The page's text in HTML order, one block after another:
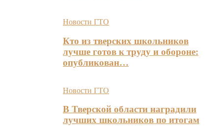
Новости ГТО
Кто из тверских школьников
лучше готов к труду и обороне:
опубликован…
Новости ГТО
В Тверской области наградили
лучших школьников по итогам